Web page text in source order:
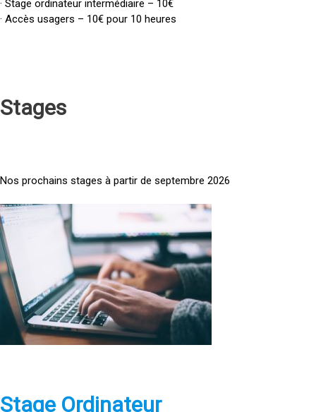
· Stage ordinateur intermédiaire – 10€
· Accès usagers – 10€ pour 10 heures
Stages
Nos prochains stages à partir de septembre 2026
<
a
h
e
f
pStage Ordinateur